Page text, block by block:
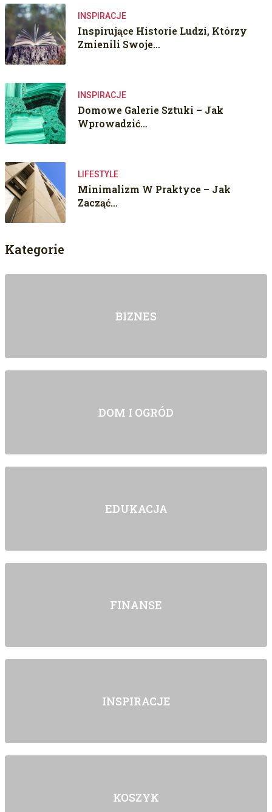
INSPIRACJE
Inspirujące Historie Ludzi, Którzy
Zmienili Swoje…
INSPIRACJE
Domowe Galerie Sztuki – Jak
Wprowadzić…
LIFESTYLE
Minimalizm W Praktyce – Jak
Zacząć…
Kategorie
BIZNES
DOM I OGRÓD
EDUKACJA
FINANSE
INSPIRACJE
KOSZYK